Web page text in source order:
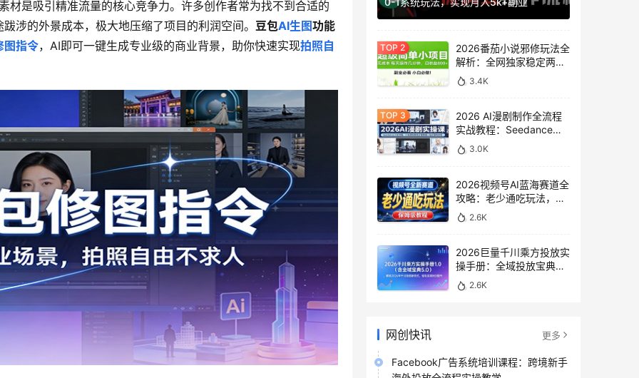
是吸引精准流量的核心竞争力。许多创作者常为找不到合适的
涉的外景成本，极大地压缩了项目的利润空间。 豆包AI生图功能
图指令，AI即可一键生成专业级的商业背景，助你快速实现拍照自
2026番茄小说邪修玩法全
解析：全网独家稳定两年
老项目，助你日赚
500+稿费收益
3.4K
2026 AI漫剧制作全流程
实战教程：Seedance
2.0即梦视频生成与小说
授权教学
3.0K
2026视频号AI蓝海赛道全
攻略：老少通吃玩法，零
基础保姆级副业增收教程
2.6K
2026巨量千川乘方投放实
操手册：全域投放宝典
5.0深度解析ROI提升方案
2.6K
网创快讯 更多
Facebook广告系统培训课程：跨境新手